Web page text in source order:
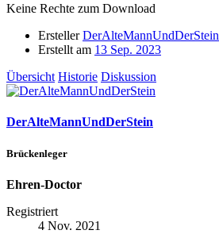
Keine Rechte zum Download
Ersteller DerAlteMannUndDerStein
Erstellt am 13 Sep. 2023
Übersicht Historie Diskussion
DerAlteMannUndDerStein
Brückenleger
Ehren-Doctor
Registriert
4 Nov. 2021